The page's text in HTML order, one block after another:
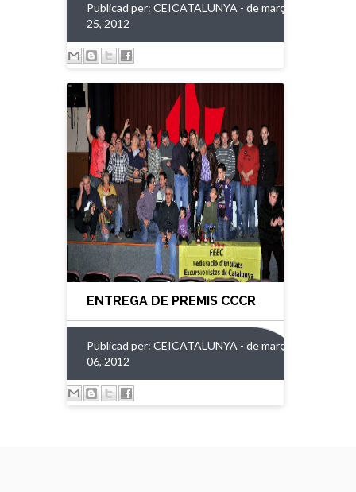
Publicad per: CEICATALUNYA - de març
25, 2012
ENTREGA DE PREMIS CCCR
Publicad per: CEICATALUNYA - de març
06, 2012